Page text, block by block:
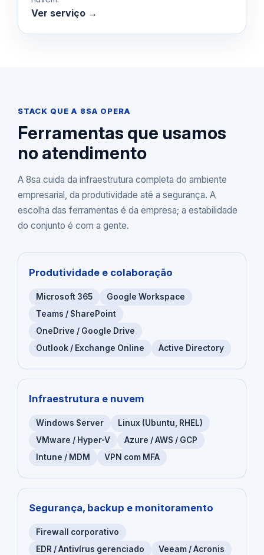
Ver serviço →
STACK QUE A 8SA OPERA
Ferramentas que usamos
no atendimento
A 8sa cuida da infraestrutura completa do ambiente
empresarial, da produtividade até a segurança. A
escolha das ferramentas é da empresa; a estabilidade
do conjunto é com a gente.
Produtividade e colaboração
Microsoft 365
Google Workspace
Teams / SharePoint
OneDrive / Google Drive
Outlook / Exchange Online
Active Directory
Infraestrutura e nuvem
Windows Server
Linux (Ubuntu, RHEL)
VMware / Hyper-V
Azure / AWS / GCP
Intune / MDM
VPN com MFA
Segurança, backup e monitoramento
Firewall corporativo
EDR / Antivírus gerenciado
Veeam / Acronis